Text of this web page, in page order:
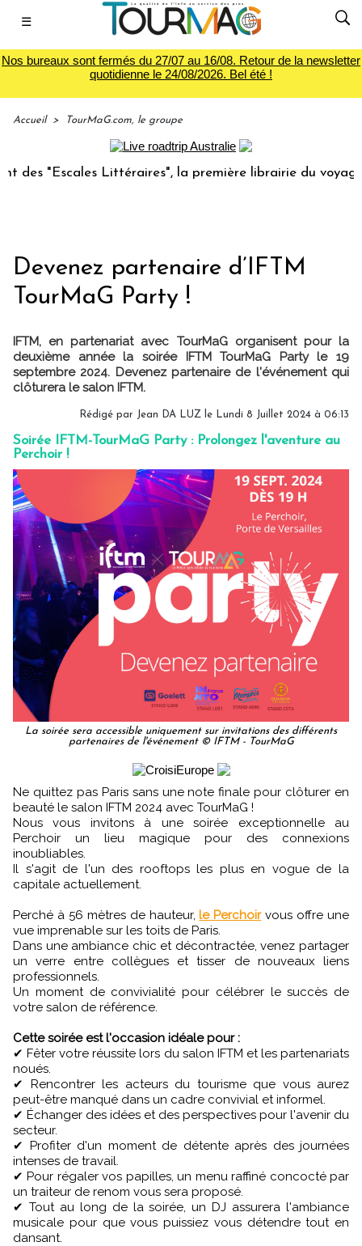
☰
Nos bureaux sont fermés du 27/07 au 16/08. Retour de la newsletter
quotidienne le 24/08/2026. Bel été !
Accueil > TourMaG.com, le groupe
"Escales Littéraires", la première librairie du voyage
Devenez partenaire d’IFTM
TourMaG Party !
IFTM, en partenariat avec TourMaG organisent pour la
deuxième année la soirée IFTM TourMaG Party le 19
septembre 2024. Devenez partenaire de l'événement qui
clôturera le salon IFTM.
Rédigé par Jean DA LUZ le Lundi 8 Juillet 2024 à 06:13
Soirée IFTM-TourMaG Party : Prolongez l'aventure au
Perchoir !
La soirée sera accessible uniquement sur invitations des différents
partenaires de l'événement © IFTM - TourMaG
Ne quittez pas Paris sans une note finale pour clôturer en
beauté le salon IFTM 2024 avec TourMaG !
Nous vous invitons à une soirée exceptionnelle au
Perchoir un lieu magique pour des connexions
inoubliables.
Il s'agit de l'un des rooftops les plus en vogue de la
capitale actuellement.
Perché à 56 mètres de hauteur, le Perchoirvous offre une
vue imprenable sur les toits de Paris.
Dans une ambiance chic et décontractée, venez partager
un verre entre collègues et tisser de nouveaux liens
professionnels.
Un moment de convivialité pour célébrer le succès de
votre salon de référence.
Cette soirée est l'occasion idéale pour :
✔ Fêter votre réussite lors du salon IFTM et les partenariats
noués.
✔ Rencontrer les acteurs du tourisme que vous aurez
peut-être manqué dans un cadre convivial et informel.
✔ Échanger des idées et des perspectives pour l'avenir du
secteur.
✔ Profiter d'un moment de détente après des journées
intenses de travail.
✔ Pour régaler vos papilles, un menu raffiné concocté par
un traiteur de renom vous sera proposé.
✔ Tout au long de la soirée, un DJ assurera l'ambiance
musicale pour que vous puissiez vous détendre tout en
dansant.